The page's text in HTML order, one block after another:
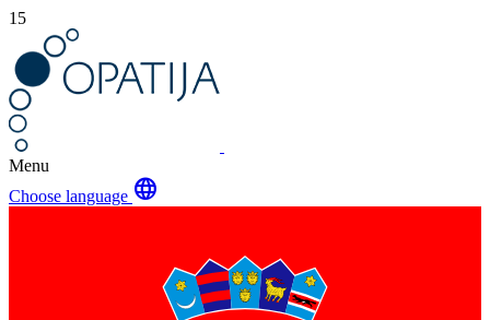
15
Menu
Choose language language